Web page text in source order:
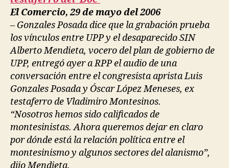
El Comercio, 29 de mayo del 2006
– Gonzales Posada dice que la grabación prueba
los vínculos entre UPP y el desaparecido SIN
Alberto Mendieta, vocero del plan de gobierno de
UPP, entregó ayer a RPP el audio de una
conversación entre el congresista aprista Luis
Gonzales Posada y Óscar López Meneses, ex
testaferro de Vladimiro Montesinos.
“Nosotros hemos sido calificados de
montesinistas. Ahora queremos dejar en claro
por dónde está la relación política entre el
montesinismo y algunos sectores del alanismo”,
dijo Mendieta.